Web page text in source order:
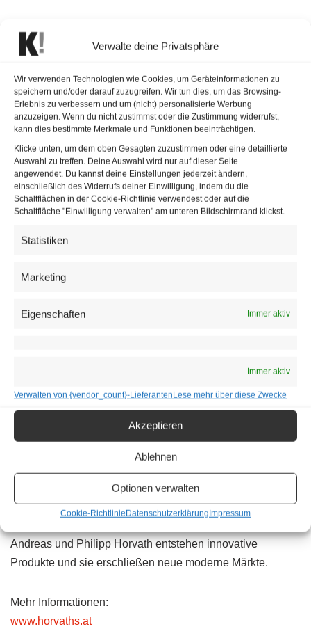
Verwalte deine Privatsphäre
Wir verwenden Technologien wie Cookies, um Geräteinformationen zu
speichern und/oder darauf zuzugreifen. Wir tun dies, um das Browsing-
Erlebnis zu verbessern und um (nicht) personalisierte Werbung
anzuzeigen. Wenn du nicht zustimmst oder die Zustimmung widerrufst,
kann dies bestimmte Merkmale und Funktionen beeinträchtigen.
Klicke unten, um dem oben Gesagten zuzustimmen oder eine detaillierte
Auswahl zu treffen. Deine Auswahl wird nur auf dieser Seite
angewendet. Du kannst deine Einstellungen jederzeit ändern,
einschließlich des Widerrufs deiner Einwilligung, indem du die
Schaltflächen in der Cookie-Richtlinie verwendest oder auf die
Schaltfläche "Einwilligung verwalten" am unteren Bildschirmrand klickst.
Statistiken
Marketing
Eigenschaften Immer aktiv
Immer aktiv
Verwalten von {vendor_count}-LieferantenLese mehr über diese Zwecke
Akzeptieren
Ablehnen
Optionen verwalten
Cookie-RichtlinieDatenschutzerklärungImpressum
Zirbenschnaps aus der
Heimat
23. September 2019 / inGastronomie / von Redaktion
Der Zirbenschnaps von Horvarth’s Spezereyen Kontor
überzeugt mit seinem unverwechselbaren Aroma und
erinnert an duftende Wälder, Bergwandern und einen
guten Schluck bei der Hüttenrast. Das charakteristische
Kontor aus. „Laufend verfeinern wir den Geschmack
liefern wir immer höchste Qualität“, weiß Andreas Horvath.
Seit Beginn an ist das Unternehmen ein Familienbetrieb.
Ein weiterer wichtiger Firmenzweig ist die Exporttätigkeit
Kartoffeln. Unter dem Namen „Vodka Monopolowa“
exportiert man jährlich über 200 Container Kartoffel-Vodka
Andreas und Philipp Horvath entstehen innovative
Produkte und sie erschließen neue moderne Märkte.
Mehr Informationen:
www.horvaths.at